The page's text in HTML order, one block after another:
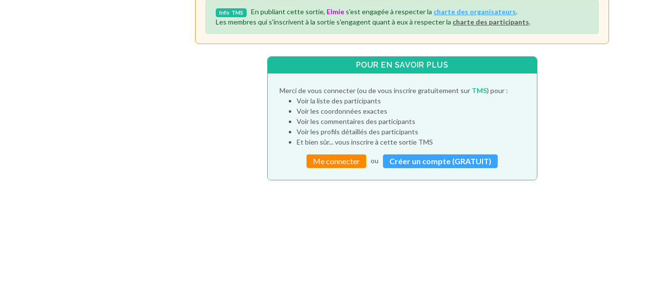
Info TMS En publiant cette sortie, Elmie s'est engagée à respecter la charte des organisateurs.
Les membres qui s'inscrivent à la sortie s'engagent quant à eux à respecter la charte des participants.
POUR EN SAVOIR PLUS
Merci de vous connecter (ou de vous inscrire gratuitement sur TMS) pour :
Voir la liste des participants
Voir les coordonnées exactes
Voir les commentaires des participants
Voir les profils détaillés des participants
Et bien sûr... vous inscrire à cette sortie TMS
Me connecter ou Créer un compte (GRATUIT)